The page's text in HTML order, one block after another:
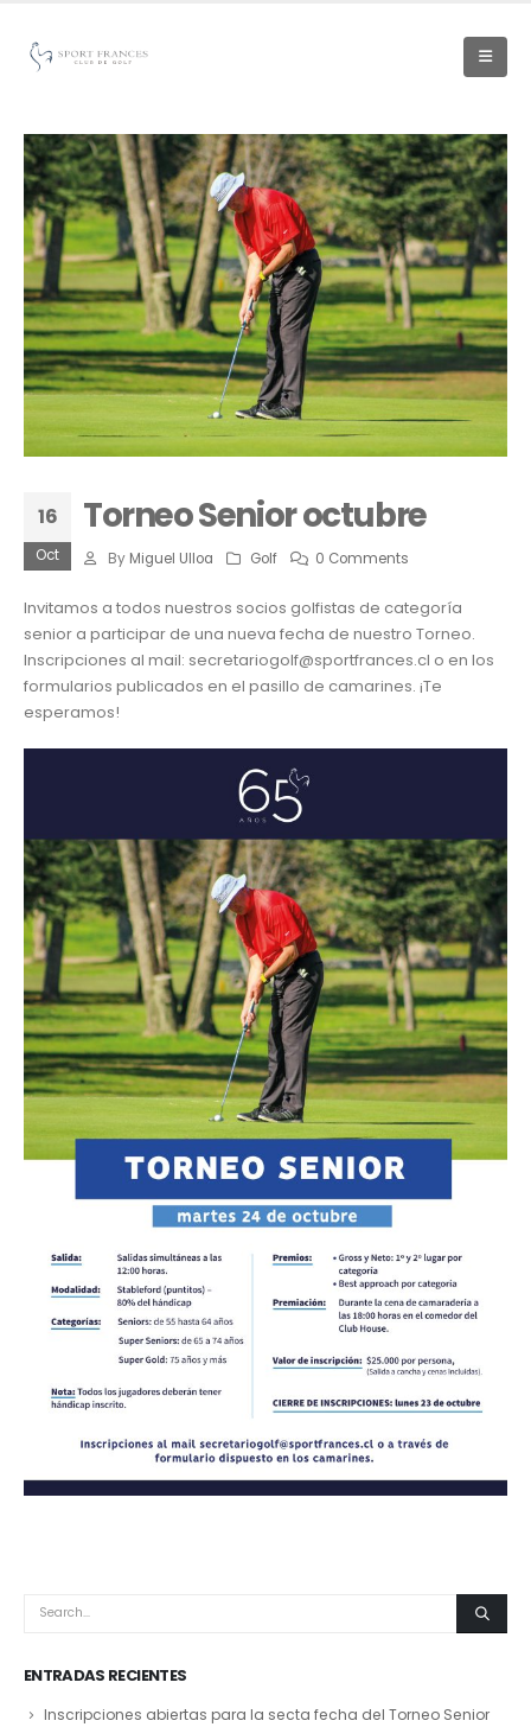
16
Oct
Torneo Senior octubre
By Miguel Ulloa Golf 0 Comments
Invitamos a todos nuestros socios golfistas de categoría
senior a participar de una nueva fecha de nuestro Torneo.
Inscripciones al mail: secretariogolf@sportfrances.cl o en los
formularios publicados en el pasillo de camarines. ¡Te
esperamos!
ENTRADAS RECIENTES
Inscripciones abiertas para la secta fecha del Torneo Senior